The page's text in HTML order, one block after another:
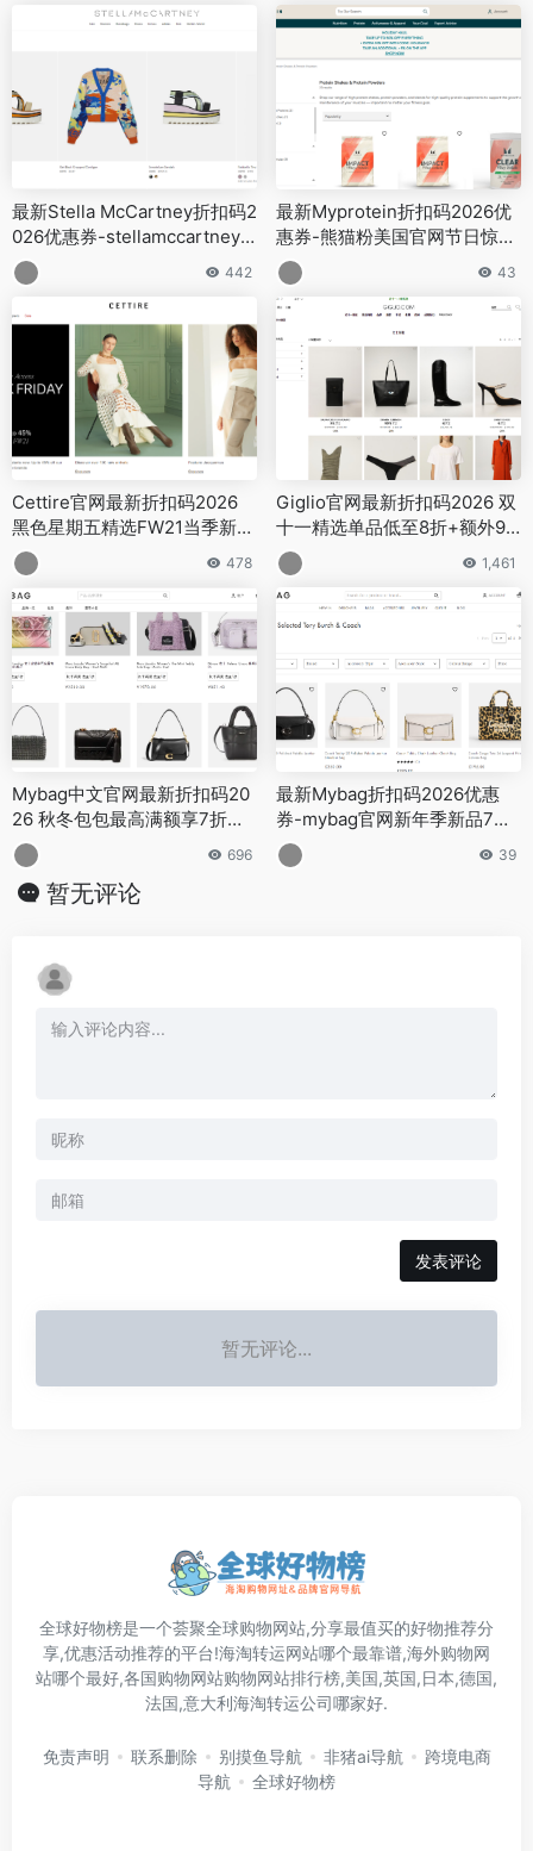
最新Stella McCartney折扣码2
026优惠券-stellamccartney
英国官网精选商品低至6折促销
442
最新Myprotein折扣码2026优
惠券-熊猫粉美国官网节日惊喜
大促低至5折+额外9折
43
Cettire官网最新折扣码2026
黑色星期五精选FW21当季新品
55折挖宝找好货
478
Giglio官网最新折扣码2026 双
十一精选单品低至8折+额外95
折促销满额免邮中国
1,461
Mybag中文官网最新折扣码20
26 秋冬包包最高满额享7折优
惠促销收Tory Burch、Coach696
最新Mybag折扣码2026优惠
券-mybag官网新年季新品7
折，68折Coach, Tory Burch 39
暂无评论
发表评论
暂无评论...
全球好物榜是一个荟聚全球购物网站,分享最值买的好物推荐分
享,优惠活动推荐的平台!海淘转运网站哪个最靠谱,海外购物网
站哪个最好,各国购物网站购物网站排行榜,美国,英国,日本,德国,
法国,意大利海淘转运公司哪家好.
免责声明 联系删除 别摸鱼导航 非猪ai导航
跨境电商
导航
全球好物榜